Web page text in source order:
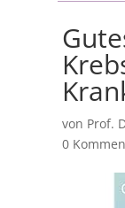
von Prof.
0